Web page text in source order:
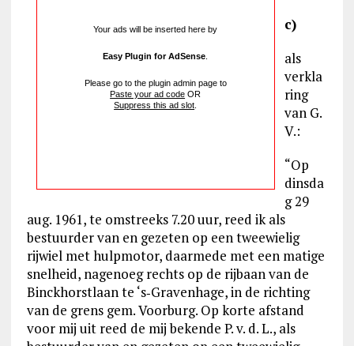
Your ads will be inserted here by
Easy Plugin for AdSense
Please go to the plugin admin page to
Paste your ad code OR
Suppress this ad slot
c)
als
verkla
ring
van G.
V.:
“Op
dinsda
g 29
aug. 1961, te omstreeks 7.20 uur, reed ik als
bestuurder van en gezeten op een tweewielig
rijwiel met hulpmotor, daarmede met een matige
snelheid, nagenoeg rechts op de rijbaan van de
Binckhorstlaan te ‘s‑Gravenhage, in de richting
van de grens gem. Voorburg. Op korte afstand
voor mij uit reed de mij bekende P. v. d. L., als